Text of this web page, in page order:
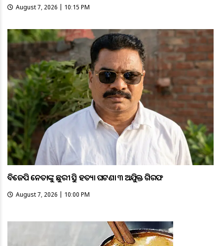
August 7, 2026 | 10:15 PM
ବିଜେପି ନେତାଙ୍କୁ ଛୁରୀ ଭୁସି ହତ୍ୟା ଘଟଣା ୩ ଅଭିଯୁକ୍ତ ଗିରଫ
August 7, 2026 | 10:00 PM